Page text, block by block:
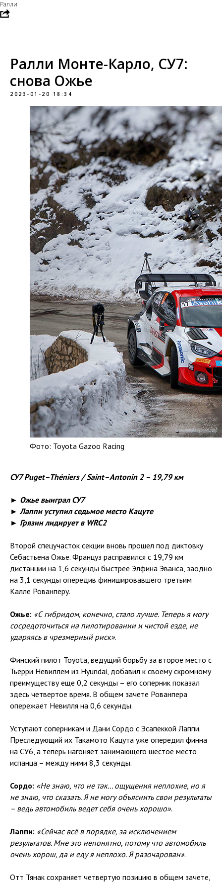
Ралли
Ралли Монте-Карло, СУ7:
снова Ожье
2023-01-20 18:34
Фото: Toyota Gazoo Racing
СУ7 Puget–Théniers / Saint–Antonin 2 – 19,79 км
► Ожье выиграл СУ7
► Лаппи уступил седьмое место Кацуте
► Грязин лидирует в WRC2
Второй спецучасток секции вновь прошел под диктовку
Себастьена Ожье. Француз расправился с 19,79 км
дистанции на 1,6 секунды быстрее Элфина Эванса, заодно
на 3,1 секунды опередив финишировавшего третьим
Калле Рованперу.
Ожье: «С гибридом, конечно, стало лучше. Теперь я могу
сосредоточиться на пилотировании и чистой езде, не
ударяясь в чрезмерный риск».
Финский пилот Toyota, ведущий борьбу за второе место с
Тьерри Невиллем из Hyundai, добавил к своему скромному
преимуществу еще 0,2 секунды – его соперник показал
здесь четвертое время. В общем зачете Рованпера
опережает Невилля на 0,6 секунды.
Уступают соперникам и Дани Сордо с Эсапеккой Лаппи.
Преследующий их Такамото Кацута уже опередил финна
на СУ6, а теперь нагоняет занимающего шестое место
испанца – между ними 8,3 секунды.
Сордо: «Не знаю, что не так... ощущения неплохие, но я
не знаю, что сказать. Я не могу объяснить свои результаты
– ведь автомобиль ведет себя очень хорошо».
Лаппи: «Сейчас всё в порядке, за исключением
результатов. Мне это непонятно, потому что автомобиль
очень хорош, да и еду я неплохо. Я разочарован».
Отт Тянак сохраняет четвертую позицию в общем зачете,